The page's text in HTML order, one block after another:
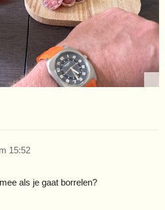
15:52
als je gaat borrelen?